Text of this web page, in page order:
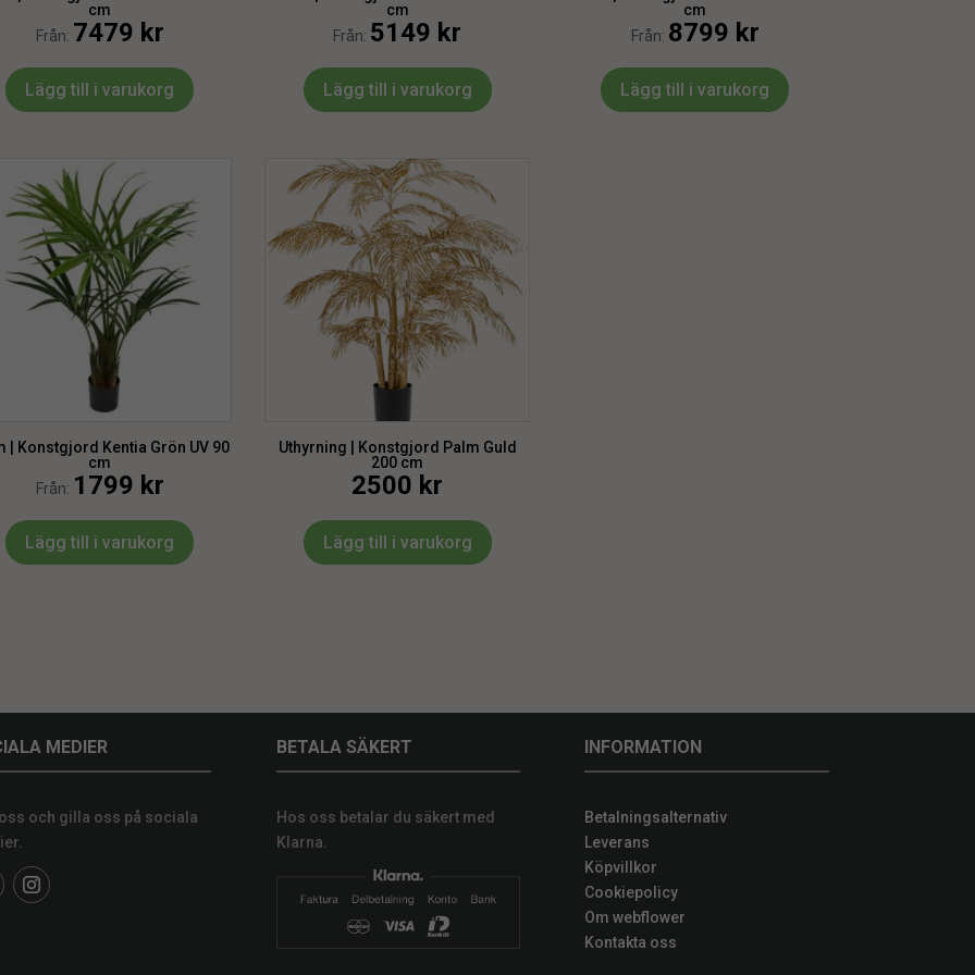
cm
Från: 7479 kr
Lägg till i varukorg
cm
Från: 5149 kr
Lägg till i varukorg
cm
Från: 8799 kr
Lägg till i varukorg
| Konstgjord Kentia Grön UV 90
cm
Från: 1799 kr
Lägg till i varukorg
Uthyrning | Konstgjord Palm Guld
200 cm
2500 kr
Lägg till i varukorg
MEDIER
och gilla oss på sociala
BETALA SÄKERT
Hos oss betalar du säkert med
Klarna.
INFORMATION
Betalningsalternativ
Leverans
Köpvillkor
Cookiepolicy
Om webflower
Kontakta oss